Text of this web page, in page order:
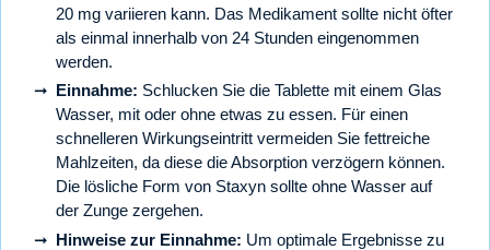
20 mg variieren kann. Das Medikament sollte nicht öfter
als einmal innerhalb von 24 Stunden eingenommen
werden.
Einnahme: Schlucken Sie die Tablette mit einem Glas
Wasser, mit oder ohne etwas zu essen. Für einen
schnelleren Wirkungseintritt vermeiden Sie fettreiche
Mahlzeiten, da diese die Absorption verzögern können.
Die lösliche Form von Staxyn sollte ohne Wasser auf
der Zunge zergehen.
Hinweise zur Einnahme: Um optimale Ergebnisse zu